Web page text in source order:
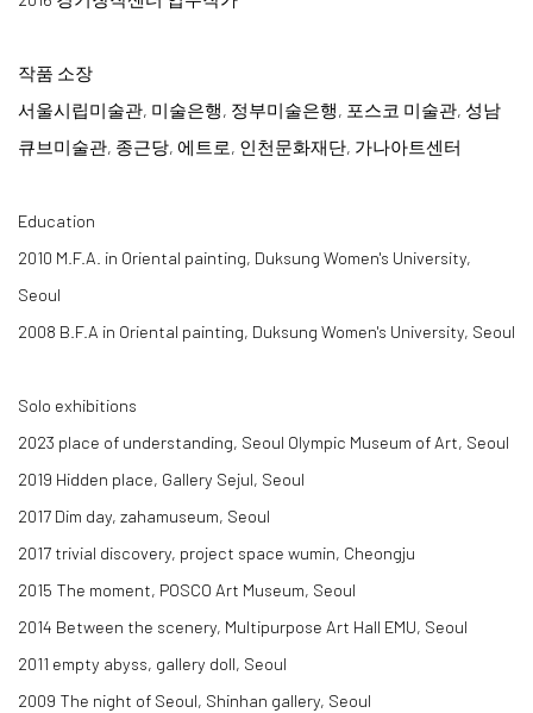
작품 소장
서울시립미술관, 미술은행, 정부미술은행, 포스코 미술관, 성남
큐브미술관, 종근당, 에트로, 인천문화재단, 가나아트센터
Education
2010 M.F.A. in Oriental painting, Duksung Women's University,
Seoul
2008 B.F.A in Oriental painting, Duksung Women's University, Seoul
Solo exhibitions
2023 place of understanding, Seoul Olympic Museum of Art, Seoul
2019 Hidden place, Gallery Sejul, Seoul
2017 Dim day, zahamuseum, Seoul
2017 trivial discovery, project space wumin, Cheongju
2015 The moment, POSCO Art Museum, Seoul
2014 Between the scenery, Multipurpose Art Hall EMU, Seoul
2011 empty abyss, gallery doll, Seoul
2009 The night of Seoul, Shinhan gallery, Seoul